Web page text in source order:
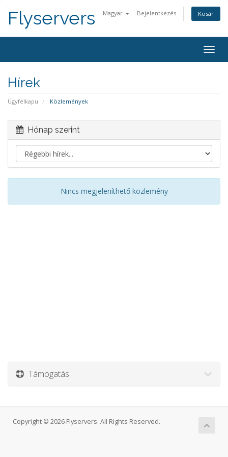
Magyar Bejelentkezés Kosár
Flyservers
Hírek
Ügyfélkapu Közlemények
Hónap szerint
Nincs megjeleníthető közlemény
Támogatás
Copyright © 2026 Flyservers. All Rights Reserved.